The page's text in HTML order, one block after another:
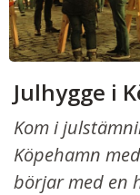
Julhygge i
Kom i
Köpehamn
börjar med en